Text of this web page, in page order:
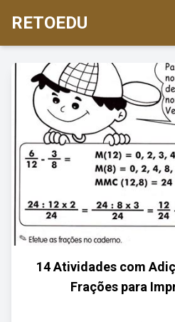
RETOEDU
14 Atividades com
Frações para